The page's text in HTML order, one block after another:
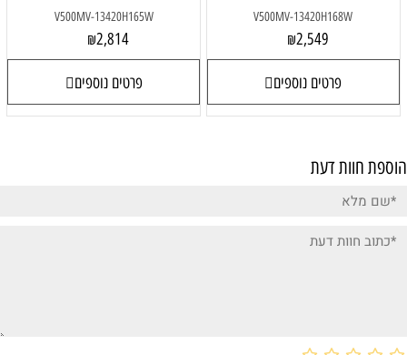
V500MV-13420H168W
₪2,549
פרטים נוספים
V500MV-13420H165W
₪2,814
פרטים נוספים
הוספת חוות דעת